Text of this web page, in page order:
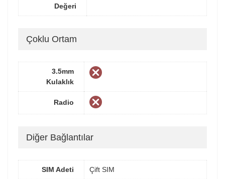
Değeri
Çoklu Ortam
3.5mm
Kulaklık
Radio
Diğer Bağlantılar
SIM Adeti Çift SIM